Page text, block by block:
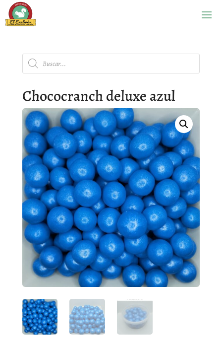
Búsqueda
de
productos
Chococranch deluxe azul